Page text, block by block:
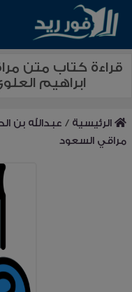
قراءة كتاب متن
ابراهيم
الرئيسية / عبدالله بن
مراقي السعود